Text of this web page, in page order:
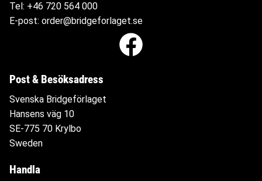
Tel: +46 720 564 000
E-post: order@bridgeforlaget.se
Post & Besöksadress
Svenska Bridgeförlaget
Hansens väg 10
SE-775 70 Krylbo
Sweden
Handla